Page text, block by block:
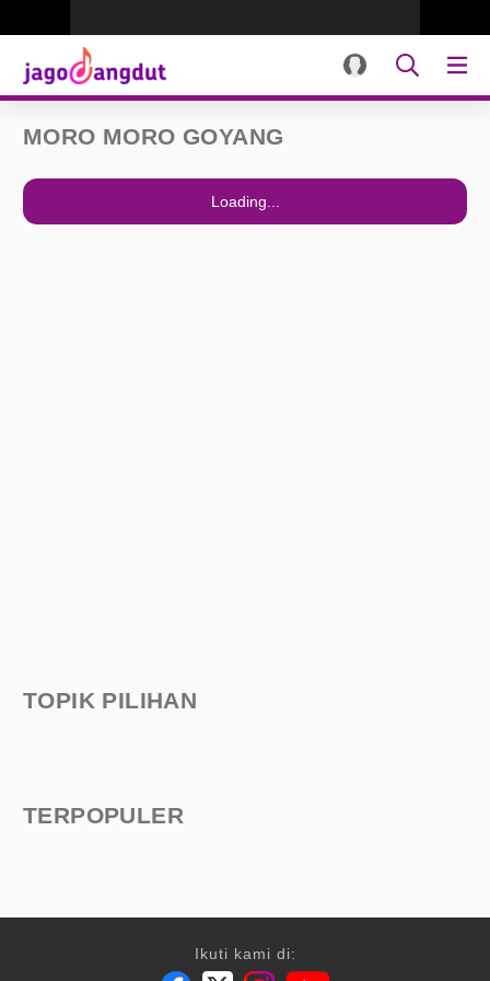
MORO MORO GOYANG
Loading...
TOPIK PILIHAN
TERPOPULER
Ikuti kami di: